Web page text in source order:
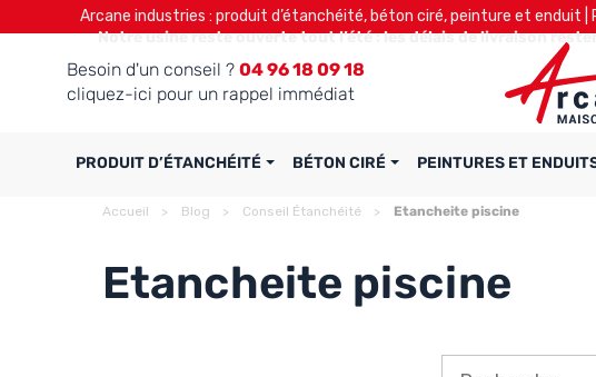
Arcane industries : produit d’étanchéité, béton ciré, peinture et enduit
Notre usine reste ouverte tout l’été : les délais de livraison
Besoin d'un conseil ? 04 96 18 09 18
cliquez-ici pour un rappel immédiat
PRODUIT D’ÉTANCHÉITÉ BÉTON CIRÉ PEINTURES ET
Accueil Blog Conseil Étanchéité Etancheite piscine
Etancheite piscine